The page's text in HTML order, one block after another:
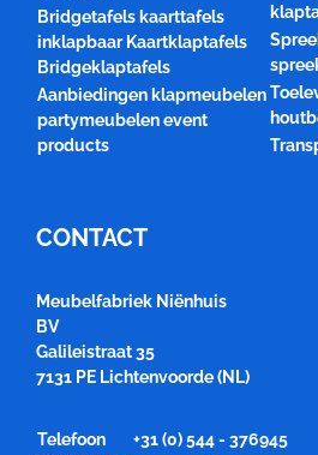
Bridgetafels kaarttafels
inklapbaar Kaartklaptafels
Bridgeklaptafels
Aanbiedingen klapmeubelen
partymeubelen event
products
CONTACT
Meubelfabriek Niënhuis
BV
Galileistraat 35
7131 PE Lichtenvoorde (NL)
Telefoon
+31 (0) 544 - 376945